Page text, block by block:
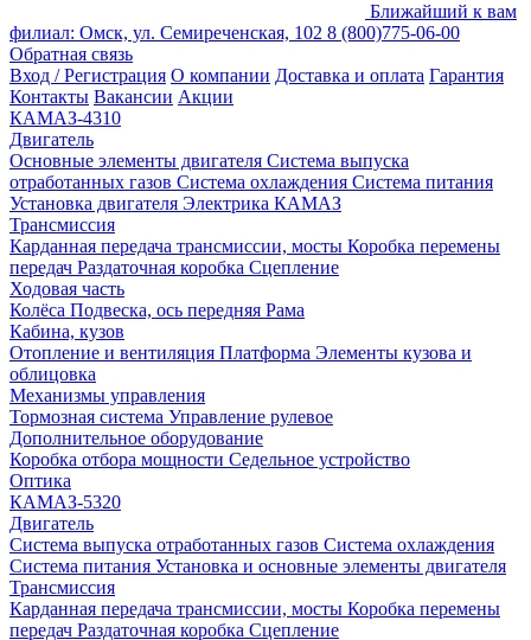
Ближайший к вам
филиал: Омск, ул. Семиреченская, 102 8 (800)775-06-00
Обратная связь
Вход / Регистрация О компании Доставка и оплата Гарантия
Контакты Вакансии Акции
КАМАЗ-4310
Двигатель
Основные элементы двигателя Система выпуска
отработанных газов Система охлаждения Система питания
Установка двигателя Электрика КАМАЗ
Трансмиссия
Карданная передача трансмиссии, мосты Коробка перемены
передач Раздаточная коробка Сцепление
Ходовая часть
Колёса Подвеска, ось передняя Рама
Кабина, кузов
Отопление и вентиляция Платформа Элементы кузова и
облицовка
Механизмы управления
Тормозная система Управление рулевое
Дополнительное оборудование
Коробка отбора мощности Седельное устройство
Оптика
КАМАЗ-5320
Двигатель
Система выпуска отработанных газов Система охлаждения
Система питания Установка и основные элементы двигателя
Трансмиссия
Карданная передача трансмиссии, мосты Коробка перемены
передач Раздаточная коробка Сцепление